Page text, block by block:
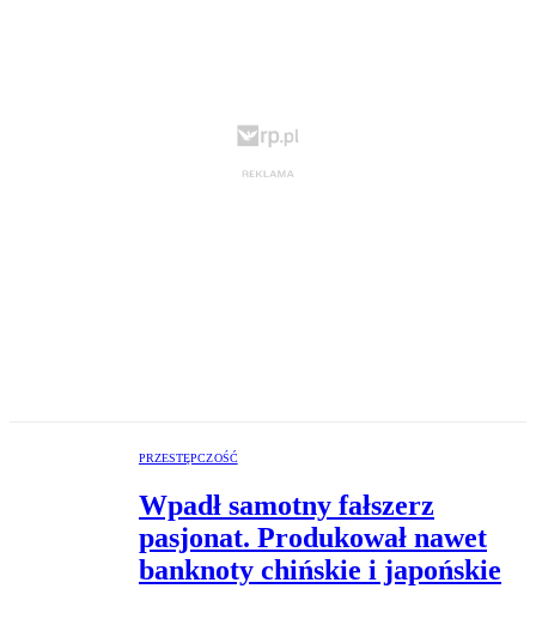
PRZESTĘPCZOŚĆ
Wpadł samotny fałszerz
pasjonat. Produkował nawet
banknoty chińskie i japońskie